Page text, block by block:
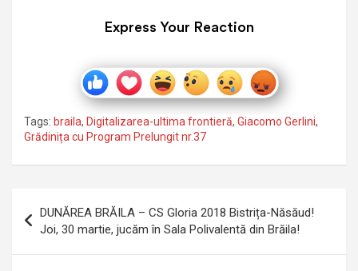
Express Your Reaction
Tags: braila, Digitalizarea-ultima frontieră, Giacomo Gerlini,
Grădinița cu Program Prelungit nr.37
Navigare
în
articole
DUNĂREA BRĂILA – CS Gloria 2018 Bistrița-Năsăud!
Joi, 30 martie, jucăm în Sala Polivalentă din Brăila!